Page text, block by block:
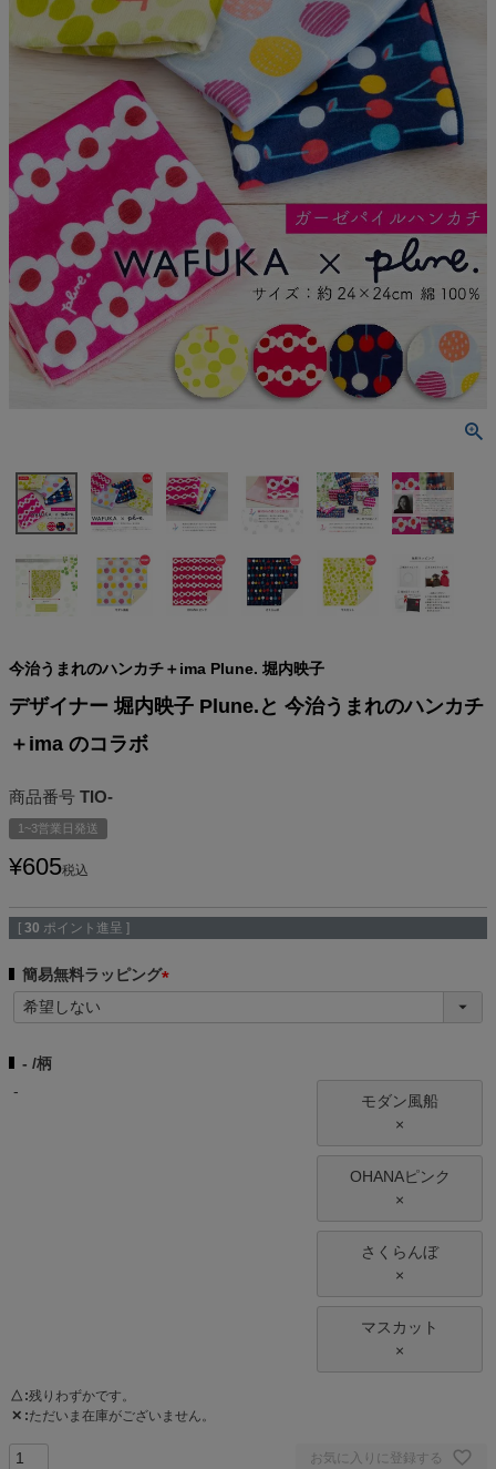
検索
今治うまれのハンカチ＋ima Plune. 堀内映子
デザイナー 堀内映子 Plune.と 今治うまれのハンカチ
＋ima のコラボ
商品番号 TIO-
1~3営業日発送
¥605税込
[ 30 ポイント進呈 ]
簡易無料ラッピング
必
- 柄
-
モダン風船
×
OHANAピンク
×
さくらんぼ
×
マスカット
×
△ 残りわずかです。
✕ ただいま在庫がございません。
お気に入りに登録する